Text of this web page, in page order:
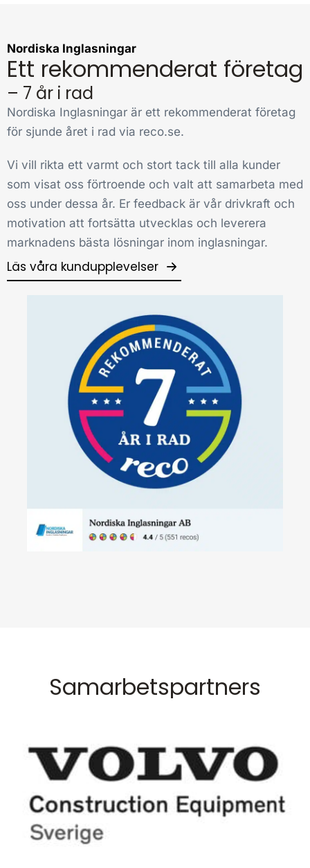
Nordiska Inglasningar
Ett rekommenderat företag
– 7 år i rad
Nordiska Inglasningar är ett rekommenderat företag
för sjunde året i rad via reco.se.
Vi vill rikta ett varmt och stort tack till alla kunder
som visat oss förtroende och valt att samarbeta med
oss under dessa år. Er feedback är vår drivkraft och
motivation att fortsätta utvecklas och leverera
marknadens bästa lösningar inom inglasningar.
Läs våra kundupplevelser
Samarbetspartners